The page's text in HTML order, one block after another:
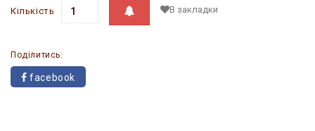
Кількість В закладки
Поділитись:
facebook